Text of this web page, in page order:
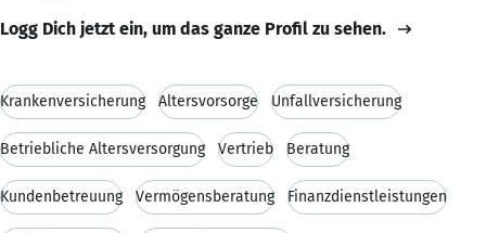
Logg Dich jetzt ein, um das ganze Profil zu sehen.
Krankenversicherung Altersvorsorge Unfallversicherung
Betriebliche Altersversorgung Vertrieb Beratung
Kundenbetreuung Vermögensberatung Finanzdienstleistungen